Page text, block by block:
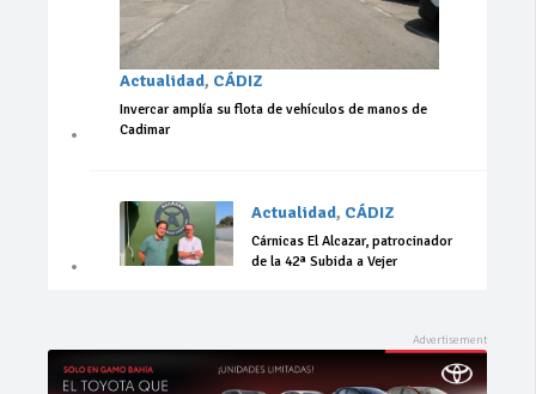
Actualidad, CÁDIZ
Invercar amplía su flota de vehículos de manos de
Cadimar
Actualidad, CÁDIZ
Cárnicas El Alcazar, patrocinador
de la 42ª Subida a Vejer